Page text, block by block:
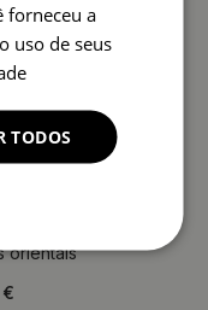
orientais
forneceu a
uso de seus
TODOS